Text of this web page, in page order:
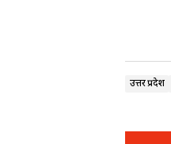
उत्तर प्रदेश